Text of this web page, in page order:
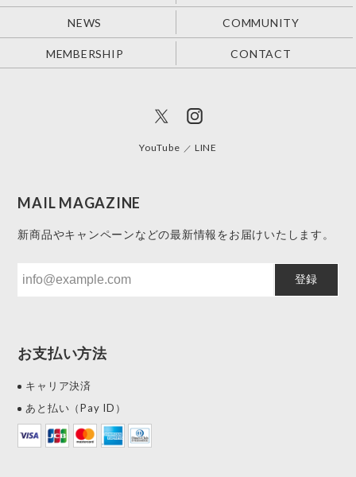
NEWS COMMUNITY
MEMBERSHIP CONTACT
YouTube LINE
MAIL MAGAZINE
新商品やキャンペーンなどの最新情報をお届けいたします。
登録
お支払い方法
キャリア決済
あと払い（Pay ID）